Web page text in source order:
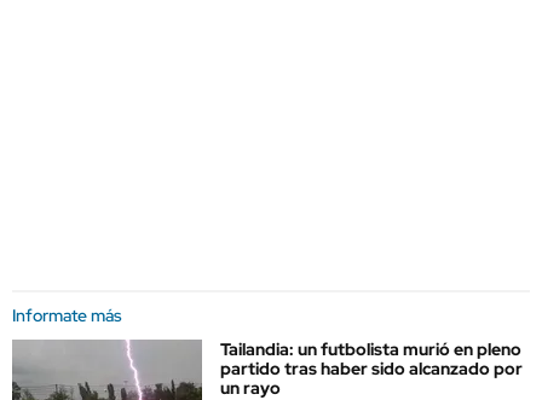
Informate más
Tailandia: un futbolista murió en pleno
partido tras haber sido alcanzado por
un rayo